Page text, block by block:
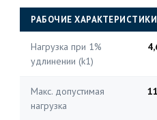
РАБОЧИЕ ХАРАКТЕРИСТИКИ
Нагрузка при 1%
удлинении (k1)
Макс. допустимая
нагрузка